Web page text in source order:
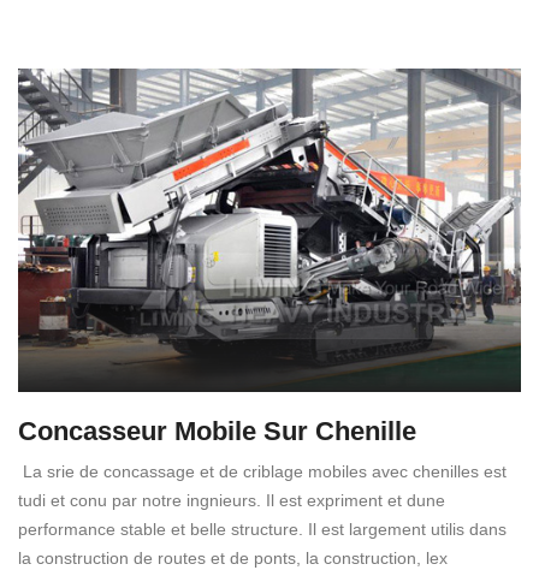
Concasseur Mobile Sur Chenille
La srie de concassage et de criblage mobiles avec chenilles est
tudi et conu par notre ingnieurs. Il est expriment et dune
performance stable et belle structure. Il est largement utilis dans
la construction de routes et de ponts, la construction, lex